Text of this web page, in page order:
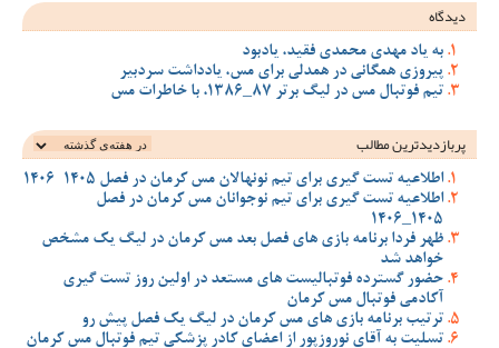
دیدگاه
به یاد مهدی محمدی فقید، یادبود
پیروزی همگانی در همدلی برای مس، یادداشت سردبیر
تیم فوتبال مس در لیگ برتر 87_1386، با خاطرات مس
پربازدیدترین‌ مطالب
اطلاعیه تست گیری برای تیم نونهالان مس کرمان در فصل 1405-1406
اطلاعیه تست گیری برای تیم نوجوانان مس کرمان در فصل
1405_1406
ظهر فردا برنامه بازی های فصل بعد مس کرمان در لیگ یک مشخص
خواهد شد
حضور گسترده فوتبالیست های مستعد در اولین روز تست گیری
آکادمی فوتبال مس کرمان
ترتیب برنامه بازی های مس کرمان در لیگ یک فصل پیش رو
تسلیت به آقای نوروزپور از اعضای کادر پزشکی تیم فوتبال مس کرمان